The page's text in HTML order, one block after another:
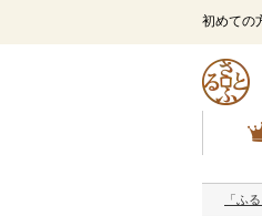
初めての
「ふ